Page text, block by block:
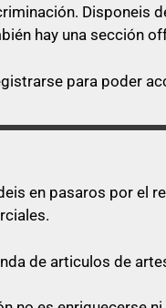
esconda su enlace,
Disponeis
hay una sección
para poder
en pasaros por el
de articulos de